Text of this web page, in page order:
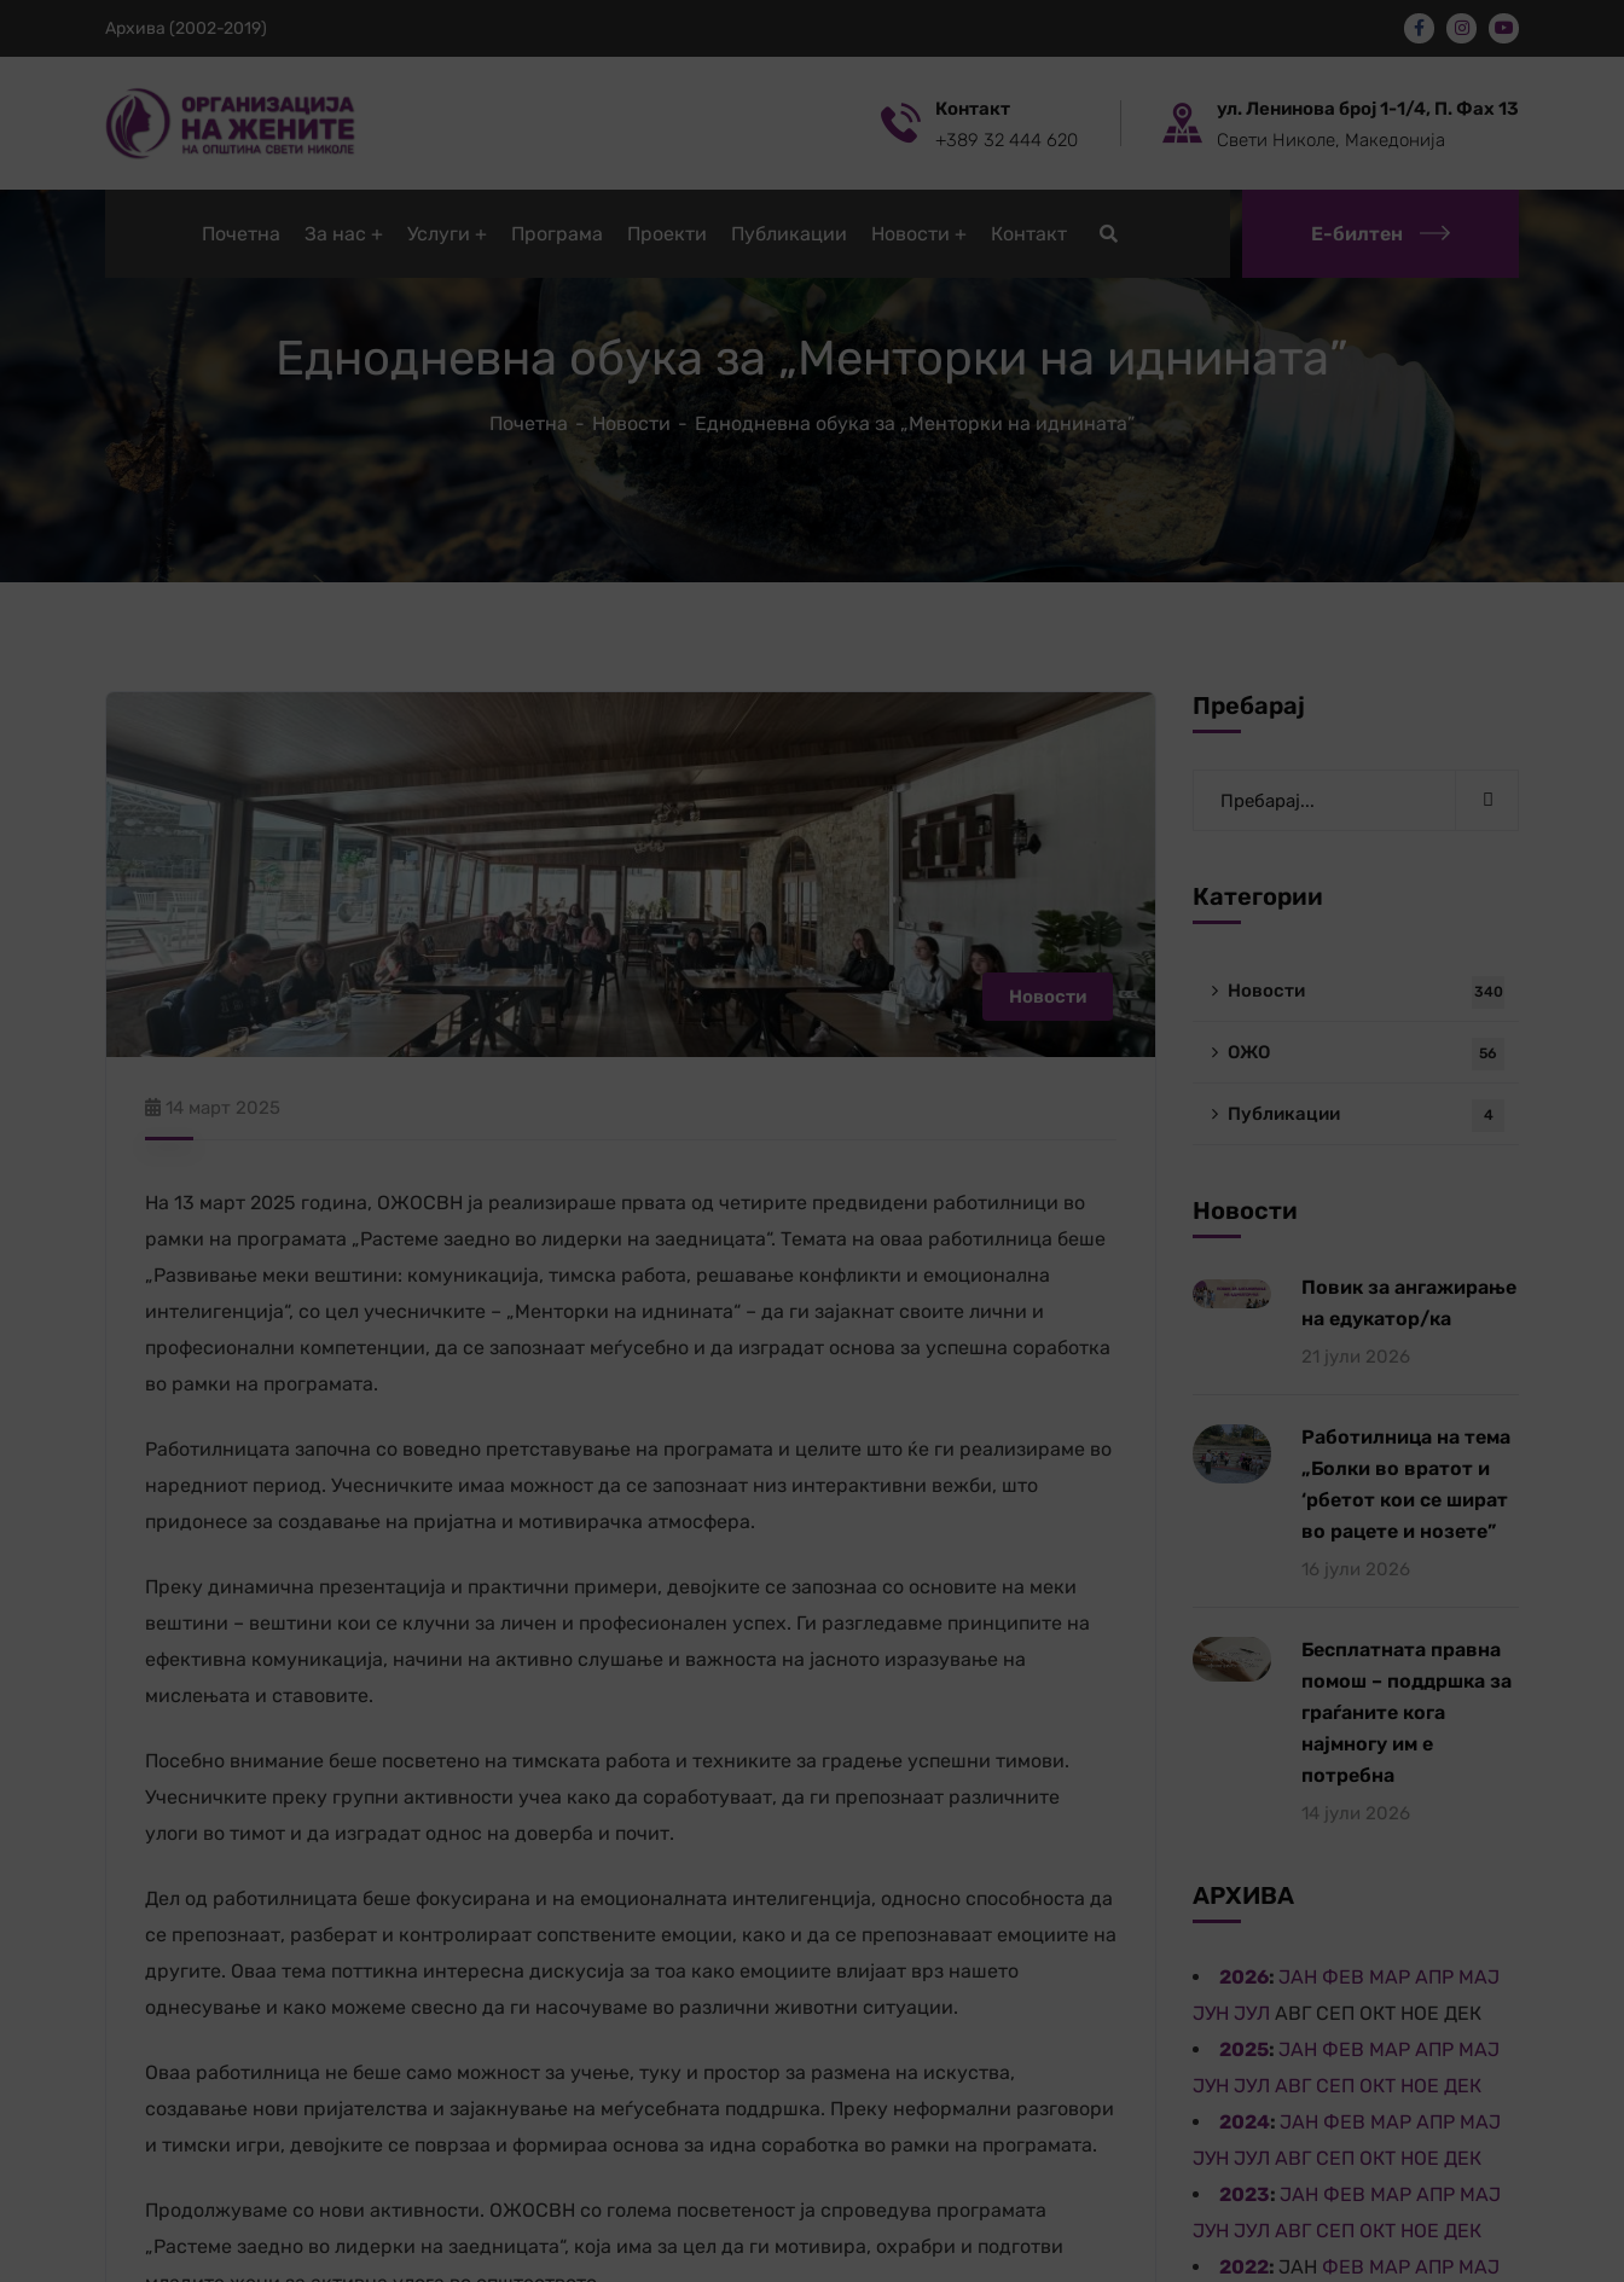
Архива (2002-2019)
Контакт
+389 32 444 620
ул. Ленинова број 1-1/4, П. Фах 13
Свети Николе, Македонија
Почетна За нас Услуги Програмa Проекти Публикации Новости Контакт Е-билтен
Еднодневна обука за „Менторки на иднината”
Почетна Новости Еднодневна обука за „Менторки на иднината”
Новости
14 март 2025
На 13 март 2025 година, ОЖОСВН ја реализираше првата од четирите предвидени работилници во
рамки на програмата „Растеме заедно во лидерки на заедницата“. Темата на оваа работилница беше
„Развивање меки вештини: комуникација, тимска работа, решавање конфликти и емоционална
интелигенција“, со цел учесничките – „Менторки на иднината“ – да ги зајакнат своите лични и
професионални компетенции, да се запознаат меѓусебно и да изградат основа за успешна соработка
во рамки на програмата.
Работилницата започна со воведно претставување на програмата и целите што ќе ги реализираме во
наредниот период. Учесничките имаа можност да се запознаат низ интерактивни вежби, што
придонесе за создавање на пријатна и мотивирачка атмосфера.
Преку динамична презентација и практични примери, девојките се запознаа со основите на меки
вештини – вештини кои се клучни за личен и професионален успех. Ги разгледавме принципите на
ефективна комуникација, начини на активно слушање и важноста на јасното изразување на
мислењата и ставовите.
Посебно внимание беше посветено на тимската работа и техниките за градење успешни тимови.
Учесничките преку групни активности учеа како да соработуваат, да ги препознаат различните
улоги во тимот и да изградат однос на доверба и почит.
Дел од работилницата беше фокусирана и на емоционалната интелигенција, односно способноста да
се препознаат, разберат и контролираат сопствените емоции, како и да се препознаваат емоциите на
другите. Оваа тема поттикна интересна дискусија за тоа како емоциите влијаат врз нашето
однесување и како можеме свесно да ги насочуваме во различни животни ситуации.
Оваа работилница не беше само можност за учење, туку и простор за размена на искуства,
создавање нови пријателства и зајакнување на меѓусебната поддршка. Преку неформални разговори
и тимски игри, девојките се поврзаа и формираа основа за идна соработка во рамки на програмата.
Продолжуваме со нови активности. ОЖОСВН со голема посветеност ја спроведува програмата
„Растеме заедно во лидерки на заедницата“, која има за цел да ги мотивира, охрабри и подготви
Пребарај
Категории
Новости 340
ОЖО 56
Публикации 4
Новости
Повик за ангажирање
на едукатор/ка
21 јули 2026
Работилница на тема
„Болки во вратот и
‘рбетот кои се шират
во рацете и нозете”
16 јули 2026
Бесплатната правна
помош – поддршка за
граѓаните кога
најмногу им е
потребна
14 јули 2026
АРХИВА
2026: ЈАН ФЕВ МАР АПР МАЈ
ЈУН ЈУЛ АВГ СЕП ОКТ НОЕ ДЕК
2025: ЈАН ФЕВ МАР АПР МАЈ
ЈУН ЈУЛ АВГ СЕП ОКТ НОЕ ДЕК
2024: ЈАН ФЕВ МАР АПР МАЈ
ЈУН ЈУЛ АВГ СЕП ОКТ НОЕ ДЕК
2023: ЈАН ФЕВ МАР АПР МАЈ
ЈУН ЈУЛ АВГ СЕП ОКТ НОЕ ДЕК
2022: ЈАН ФЕВ МАР АПР МАЈ